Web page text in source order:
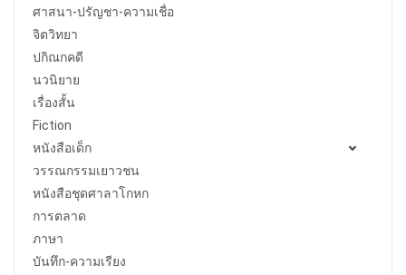
ศาสนา-ปรัญชา-ความเชื่อ
จิตวิทยา
ปกิณกคดี
นวนิยาย
เรื่องสั้น
Fiction
หนังสือเด็ก
วรรณกรรมเยาวชน
หนังสือชุดศาลาโกหก
การตลาด
ภาษา
บันทึก-ความเรียง